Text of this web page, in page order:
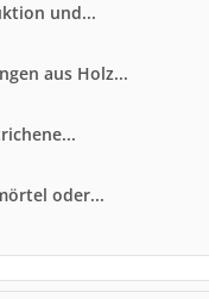
und...
aus Holz...
oder...